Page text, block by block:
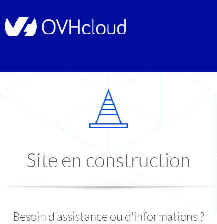
Site en construction
Besoin d'assistance ou d'informations ?